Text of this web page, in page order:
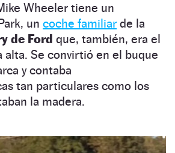
Wheeler tiene un
un coche familiar de la
de Ford que, también, era el
alta. Se convirtió en el buque
y contaba
tan particulares como los
la madera.